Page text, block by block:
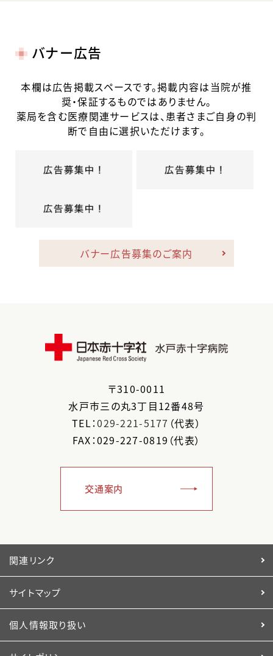
バナー広告
本欄は広告掲載スペースです。掲載内容は当院が推
奨・保証するものではありません。
薬局を含む医療関連サービスは、患者さまご自身の判
断で自由に選択いただけます。
バナー広告募集のご案内
〒310-0011
水戸市三の丸3丁目12番48号
TEL：029-221-5177 （代表）
FAX：029-227-0819（代表）
交通案内
関連リンク
サイトマップ
個人情報取り扱い